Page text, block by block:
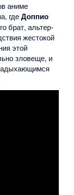
аниме
гдеДоппио
брат, альтер-
жестокой
этой
зловеще, и